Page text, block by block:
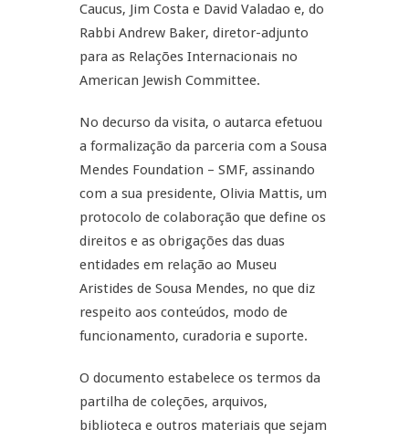
Caucus, Jim Costa e David Valadao e, do
Rabbi Andrew Baker, diretor-adjunto
para as Relações Internacionais no
American Jewish Committee.
No decurso da visita, o autarca efetuou
a formalização da parceria com a Sousa
Mendes Foundation – SMF, assinando
com a sua presidente, Olivia Mattis, um
protocolo de colaboração que define os
direitos e as obrigações das duas
entidades em relação ao Museu
Aristides de Sousa Mendes, no que diz
respeito aos conteúdos, modo de
funcionamento, curadoria e suporte.
O documento estabelece os termos da
partilha de coleções, arquivos,
biblioteca e outros materiais que sejam